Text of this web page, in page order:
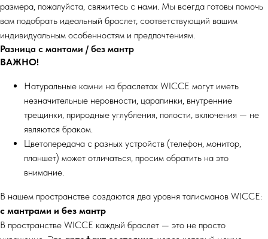
размера, пожалуйста, свяжитесь с нами. Мы всегда готовы помочь
вам подобрать идеальный браслет, соответствующий вашим
индивидуальным особенностям и предпочтениям.
Разница с мантами / без мантр
ВАЖНО!
Натуральные камни на браслетах WICCE могут иметь
незначительные неровности, царапинки, внутренние
трещинки, природные углубления, полости, включения — не
являются браком.
Цветопередача с разных устройств (телефон, монитор,
планшет) может отличаться, просим обратить на это
внимание.
В нашем пространстве создаются два уровня талисманов WICCE:
с мантрами и без мантр
В пространстве WICCE каждый браслет — это не просто